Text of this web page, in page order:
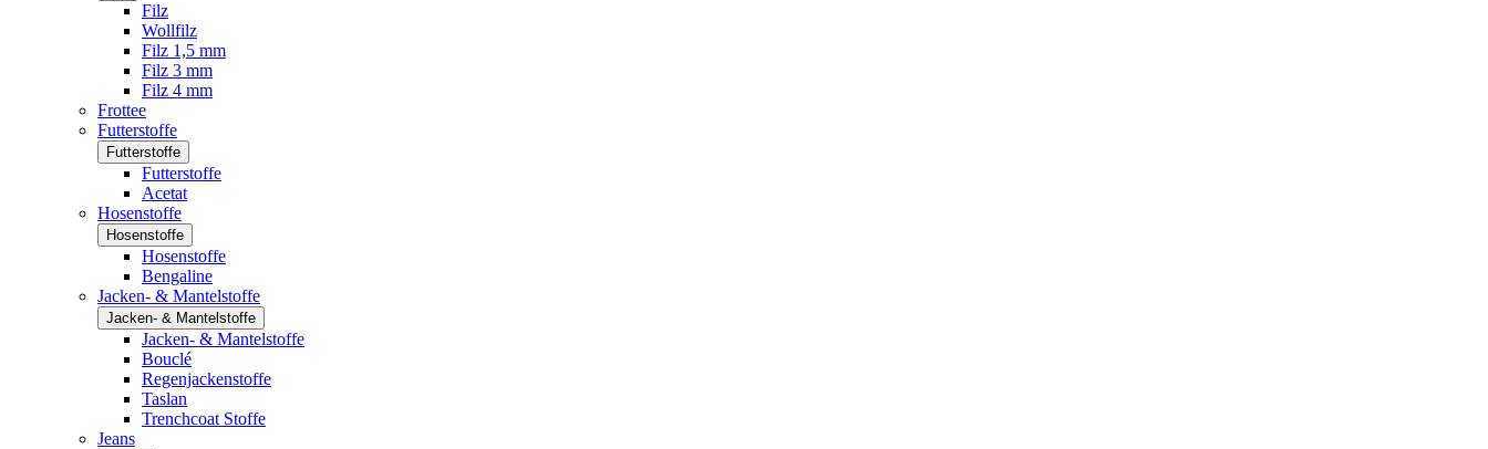
Filz
Wollfilz
Filz 1,5 mm
Filz 3 mm
Filz 4 mm
Frottee
Futterstoffe
Futterstoffe
Futterstoffe
Acetat
Hosenstoffe
Hosenstoffe
Hosenstoffe
Bengaline
Jacken- & Mantelstoffe
Jacken- & Mantelstoffe
Jacken- & Mantelstoffe
Bouclé
Regenjackenstoffe
Taslan
Trenchcoat Stoffe
Jeans